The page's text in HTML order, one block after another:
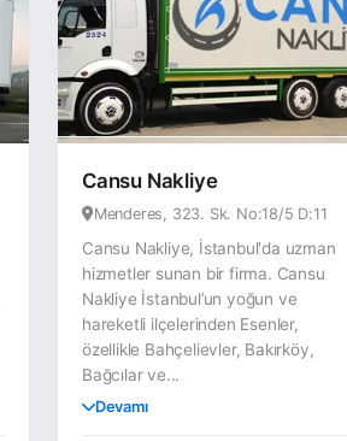
Cansu Nakliye
Menderes, 323. Sk. No:18/5 D:11
Cansu Nakliye, İstanbul'da uzman
hizmetler sunan bir firma. Cansu
Nakliye İstanbul’un yoğun ve
hareketli ilçelerinden Esenler,
özellikle Bahçelievler, Bakırköy,
Bağcılar ve...
Devamı